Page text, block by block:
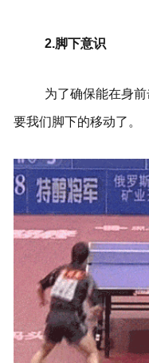
2.脚下意识
为了确保能在身
要我们脚下的移动了。